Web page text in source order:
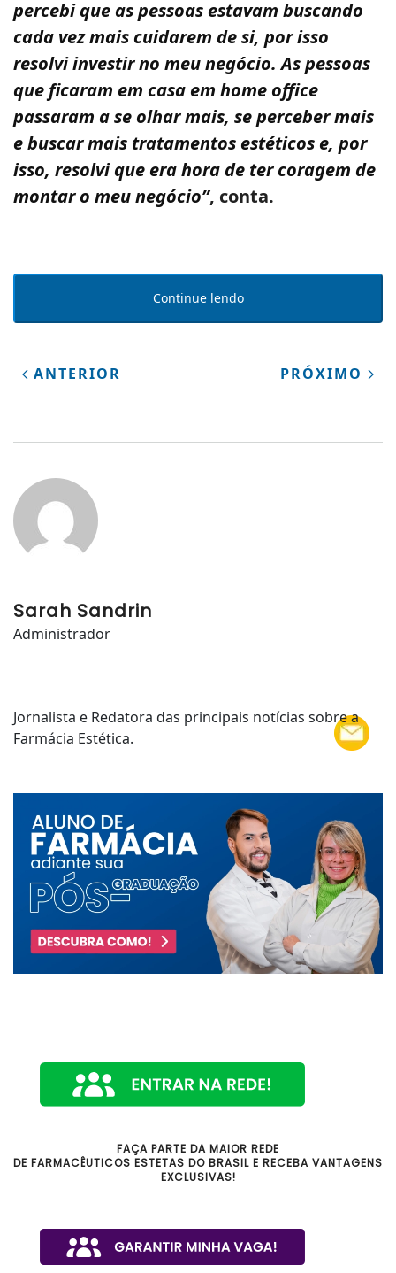
percebi que as pessoas estavam buscando
cada vez mais cuidarem de si, por isso
resolvi investir no meu negócio. As pessoas
que ficaram em casa em home office
passaram a se olhar mais, se perceber mais
e buscar mais tratamentos estéticos e, por
isso, resolvi que era hora de ter coragem de
montar o meu negócio”, conta.
Continue lendo
ANTERIOR PRÓXIMO
Sarah Sandrin
Administrador
Jornalista e Redatora das principais notícias sobre a
Farmácia Estética.
FAÇA PARTE DA MAIOR REDE
DE FARMACÊUTICOS ESTETAS DO BRASIL E RECEBA VANTAGENS
EXCLUSIVAS!